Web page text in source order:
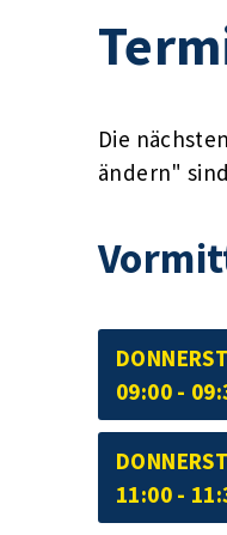
Die
ändern"
09:00 -
11:00 -